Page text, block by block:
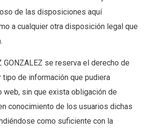
de las disposiciones aquí
a cualquier otra disposición legal que
GONZALEZ se reserva el derecho de
tipo de información que pudiera
web, sin que exista obligación de
conocimiento de los usuarios dichas
como suficiente con la